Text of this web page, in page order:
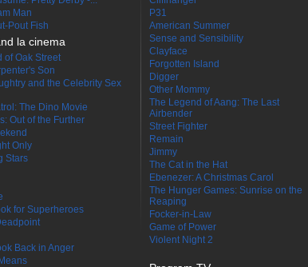
Man
Pout Fish
la cinema
of Oak Street
Son
and the Celebrity Sex
The Dino Movie
Out of the Further
Only
Stars
for Superheroes
Back in Anger
P31
American Summer
Sense and Sensibility
Clayface
Forgotten Island
Digger
Other Mommy
The Legend of Aang: The Last
Airbender
Street Fighter
Remain
Jimmy
The Cat in the Hat
Ebenezer: A Christmas Carol
The Hunger Games: Sunrise on the
Reaping
Focker-in-Law
Game of Power
Violent Night 2